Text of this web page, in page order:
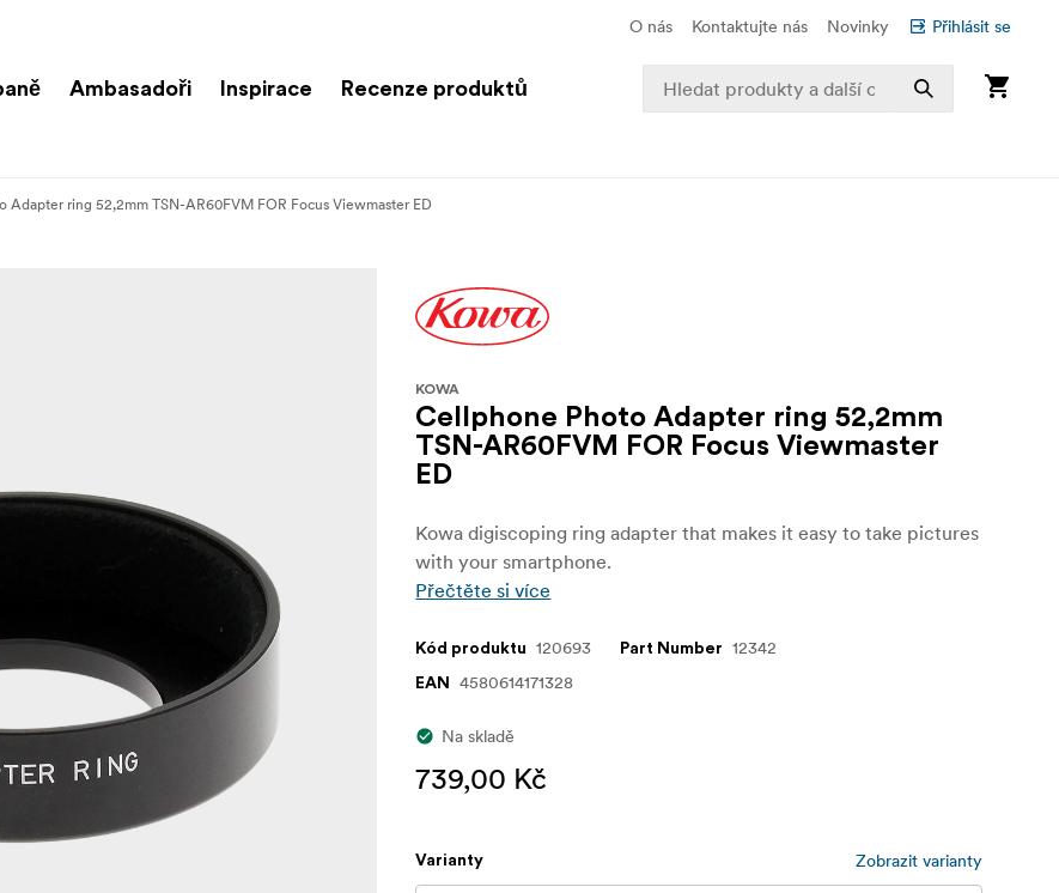
O nás Kontaktujte nás Novinky Přihlásit se
Ambasadoři Inspirace Recenze produktů
Adapter ring 52,2mm TSN-AR60FVM FOR Focus Viewmaster ED
KOWA
Cellphone Photo Adapter ring 52,2mm
TSN-AR60FVM FOR Focus Viewmaster
ED
Kowa digiscoping ring adapter that makes it easy to take pictures
with your smartphone.
Přečtěte si více
Kód produktu 120693 Part Number 12342
EAN 4580614171328
Na skladě
739,00 Kč
Varianty Zobrazit varianty